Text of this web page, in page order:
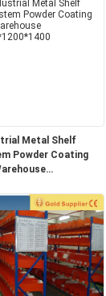
Metal Shelf
Powder Coating